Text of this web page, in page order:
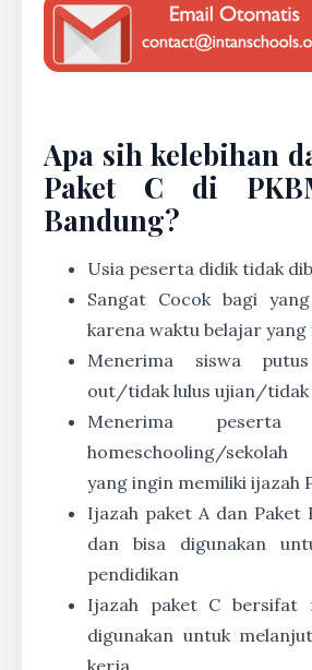
Apa sih kelebihan
Paket C di
Bandung?
Usia peserta didik tidak
Sangat Cocok bagi
karena waktu belajar yang
Menerima siswa
out/tidak lulus ujian/tidak
Menerima
homeschooling/
yang ingin memiliki ijazah
Ijazah paket A dan Paket
dan bisa digunakan
pendidikan
Ijazah paket C bersifat
digunakan untuk
kerja